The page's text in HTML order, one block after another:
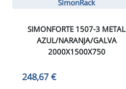
SimonRack
SIMONFORTE 1507-3 METAL
AZUL/NARANJA/GALVA
2000X1500X750
248,67 €